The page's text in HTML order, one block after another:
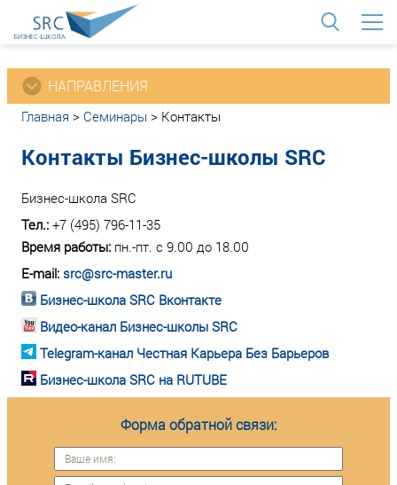
НАПРАВЛЕНИЯ
Главная > Семинары > Контакты
Контакты Бизнес-школы SRC
Бизнес-школа SRC
Тел.: +7 (495) 796-11-35
Время работы: пн.-пт. с 9.00 до 18.00
E-mail: src@src-master.ru
Бизнес-школа SRC Вконтакте
Видео-канал Бизнес-школы SRC
Telegram-канал Честная Карьера Без Барьеров
Бизнес-школа SRC на RUTUBE
Форма обратной связи: